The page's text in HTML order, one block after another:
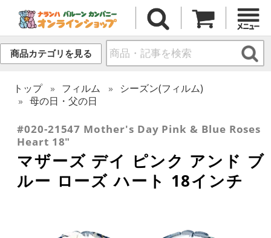
商品カテゴリを見る
トップ フィルム
シーズン(フィルム)
母の日・父の日
#020-21547 Mother's Day Pink & Blue Roses
Heart 18"
マザーズ デイ ピンク アンド ブ
ルー ローズ ハート 18インチ